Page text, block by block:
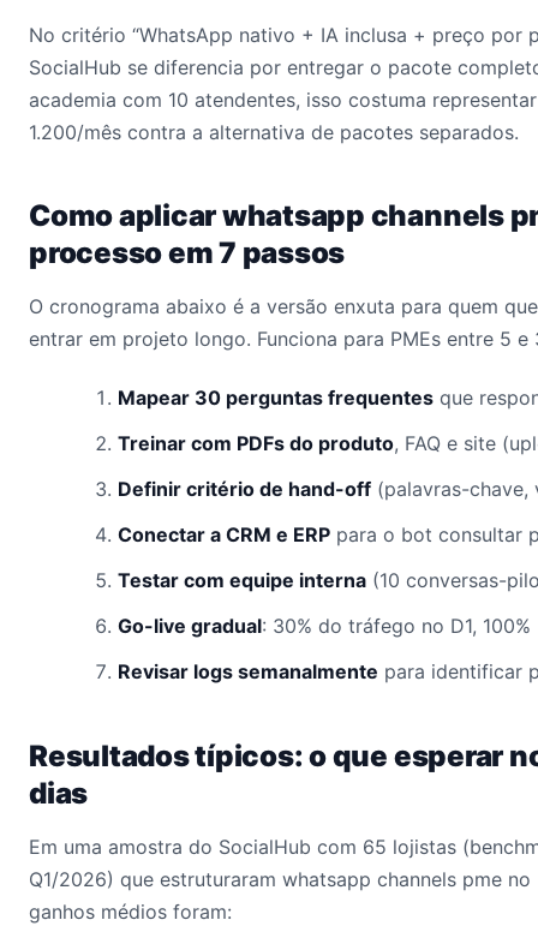
No critério “WhatsApp nativo + IA inclusa + preço por
SocialHub se diferencia por entregar o pacote
academia com 10 atendentes, isso costuma
1.200/mês contra a alternativa de pacotes separados.
Como aplicar whatsapp channels
processo em 7 passos
O cronograma abaixo é a versão enxuta para quem
entrar em projeto longo. Funciona para PMEs entre 5 e
Mapear 30 perguntas frequentes que
Treinar com PDFs do produto, FAQ e site
Definir critério de hand-off (palavras-chave,
Conectar a CRM e ERP para o bot consultar
Testar com equipe interna (10 conversas-
Go-live gradual: 30% do tráfego no D1, 100%
Revisar logs semanalmente para identificar
Resultados típicos: o que esperar
dias
Em uma amostra do SocialHub com 65 lojistas
Q1/2026) que estruturaram whatsapp channels pme
ganhos médios foram: